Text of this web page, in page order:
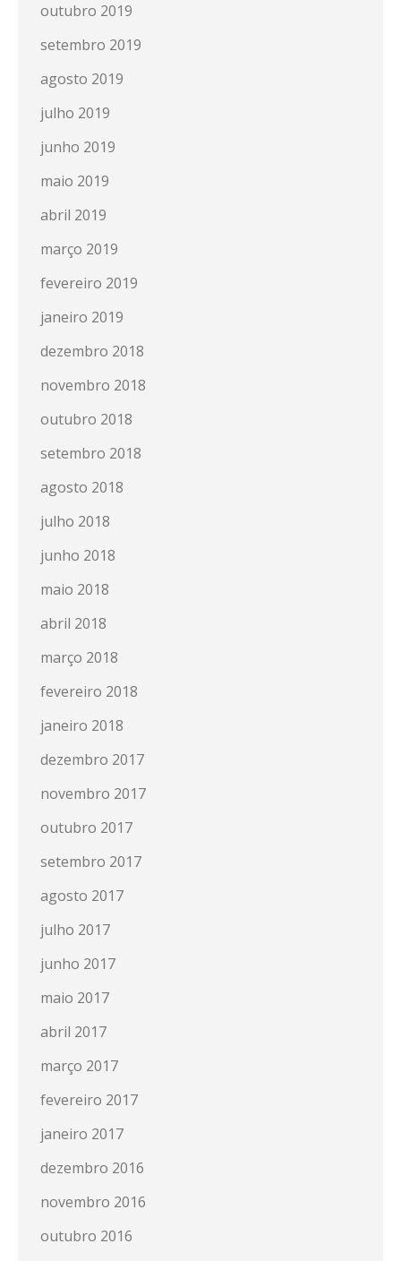
outubro 2019
setembro 2019
agosto 2019
julho 2019
junho 2019
maio 2019
abril 2019
março 2019
fevereiro 2019
janeiro 2019
dezembro 2018
novembro 2018
outubro 2018
setembro 2018
agosto 2018
julho 2018
junho 2018
maio 2018
abril 2018
março 2018
fevereiro 2018
janeiro 2018
dezembro 2017
novembro 2017
outubro 2017
setembro 2017
agosto 2017
julho 2017
junho 2017
maio 2017
abril 2017
março 2017
fevereiro 2017
janeiro 2017
dezembro 2016
novembro 2016
outubro 2016